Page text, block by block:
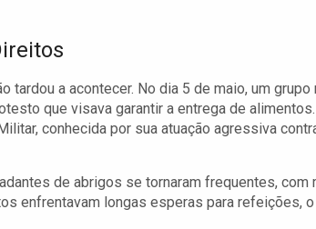
tardou a acontecer. No dia 5 de maio, um
que visava garantir a entrega de
conhecida por sua atuação agressiva
de abrigos se tornaram frequentes, com
enfrentavam longas esperas para refeições,